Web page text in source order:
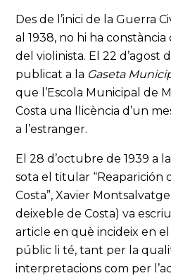
Des de l’inici de la Guerra
al 1938, no hi ha
del violinista. El 22 d’agost
publicat a la Gaseta
que l’Escola Municipal de
Costa una llicència d’un
a l’estranger.
El 28 d’octubre de 1939 a
sota el titular “Reaparición
Costa”, Xavier
deixeble de Costa) va
article en què incideix en
públic li té, tant per la
interpretacions com per